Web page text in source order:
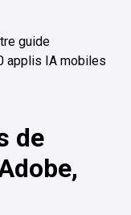
guide
applis IA mobiles
de